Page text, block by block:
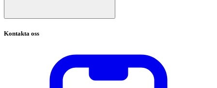
Kontakta oss